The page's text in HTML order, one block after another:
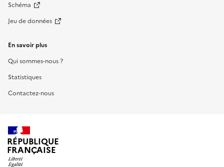
Schéma
Jeu de données
En savoir plus
Qui sommes-nous ?
Statistiques
Contactez-nous
RÉPUBLIQUE
FRANÇAISE